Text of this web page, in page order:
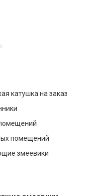
катушка на заказ
помещений
змеевики